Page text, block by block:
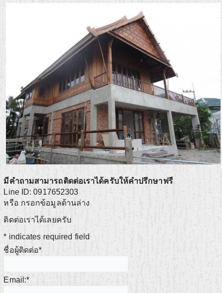
มีคำถามสามารถติดต่อเราได้ครับให้คำปรึกษาฟรี
Line ID: 0917652303
หรือ กรอกข้อมูลด้านล่าง
ติดต่อเราได้เลยครับ
* indicates required field
ชื่อผู้ติดต่อ*
Email:*